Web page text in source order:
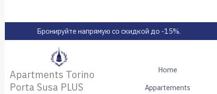
Бронируйте напрямую со скидкой до -15%.
Apartments Torino
Porta Susa PLUS
Home
Appartements